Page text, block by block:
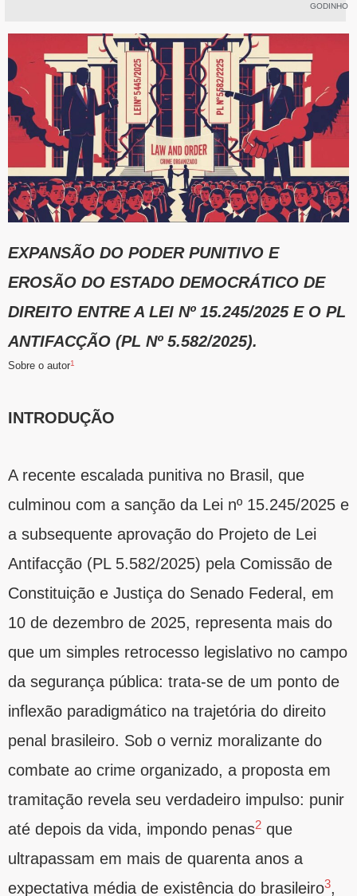
GODINHO
EXPANSÃO DO PODER PUNITIVO E
EROSÃO DO ESTADO DEMOCRÁTICO DE
DIREITO ENTRE A LEI Nº 15.245/2025 E O PL
ANTIFACÇÃO (PL Nº 5.582/2025).
Sobre o autor1
INTRODUÇÃO
A recente escalada punitiva no Brasil, que
culminou com a sanção da Lei nº 15.245/2025 e
a subsequente aprovação do Projeto de Lei
Antifacção (PL 5.582/2025) pela Comissão de
Constituição e Justiça do Senado Federal, em
10 de dezembro de 2025, representa mais do
que um simples retrocesso legislativo no campo
da segurança pública: trata-se de um ponto de
inflexão paradigmático na trajetória do direito
penal brasileiro. Sob o verniz moralizante do
combate ao crime organizado, a proposta em
tramitação revela seu verdadeiro impulso: punir
até depois da vida, impondo penas2 que
ultrapassam em mais de quarenta anos a
expectativa média de existência do brasileiro3,